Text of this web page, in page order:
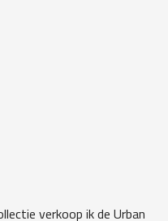
verkoop ik de Urban